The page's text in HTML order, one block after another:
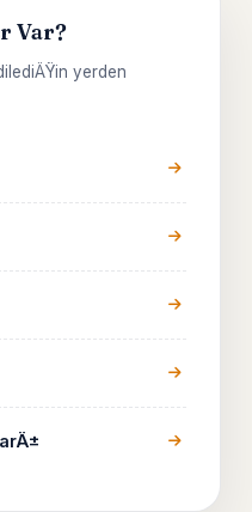
Var?
yerden